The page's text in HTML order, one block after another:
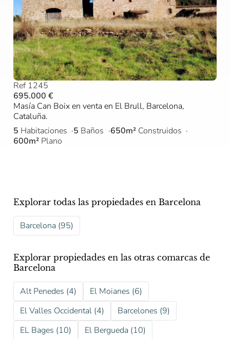
Ref 1245
695.000 €
Masía Can Boix en venta en El Brull, Barcelona,
Cataluña.
5 Habitaciones 5 Baños 650m² Construidos
600m² Plano
Explorar todas las propiedades en Barcelona
Barcelona (95)
Explorar propiedades en las otras comarcas de
Barcelona
Alt Penedes (4)
El Moianes (6)
El Valles Occidental (4)
Barcelones (9)
EL Bages (10)
El Bergueda (10)